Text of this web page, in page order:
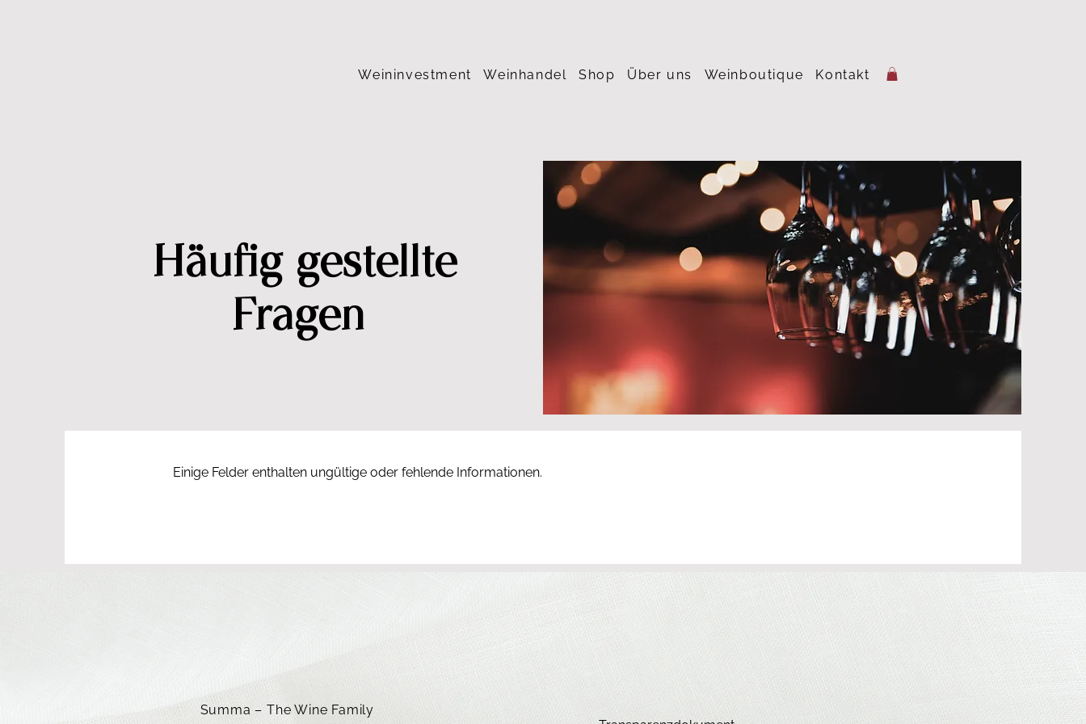
Weininvestment Weinhandel Shop Über uns Weinboutique Kontakt
Häufig gestellte
Fragen
Einige Felder enthalten ungültige oder fehlende Informationen.
Summa – The Wine Family